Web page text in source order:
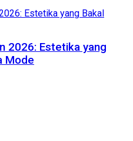
2026: Estetika yang
Mode